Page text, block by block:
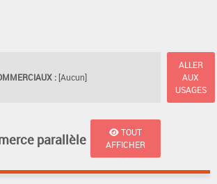
: [Aucun]
ALLER
AUX
USAGES
parallèle
TOUT
AFFICHER